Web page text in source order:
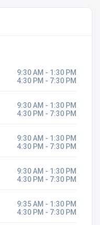
9:30 AM - 1:30 PM
4:30 PM - 7:30 PM
9:30 AM - 1:30 PM
4:30 PM - 7:30 PM
9:30 AM - 1:30 PM
4:30 PM - 7:30 PM
9:30 AM - 1:30 PM
4:30 PM - 7:30 PM
9:35 AM - 1:30 PM
4:30 PM - 7:30 PM